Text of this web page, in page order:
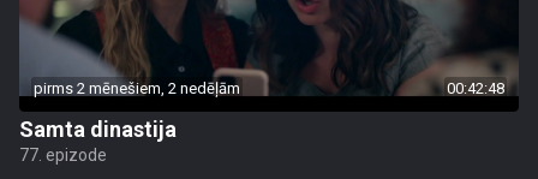
pirms 2 mēnešiem, 2 nedēļām 00:42:48
Samta dinastija
77. epizode